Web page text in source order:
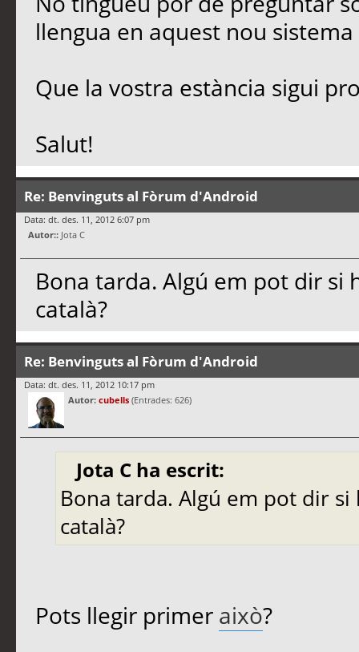
llengua en aquest nou
Que la vostra estància sigui
Salut!
Re: Benvinguts al Fòrum d'Android
Data: dt. des. 11, 2012 6:07 pm
Autor:: Jota C
Bona tarda. Algú em pot dir
català?
Re: Benvinguts al Fòrum d'Android
Data: dt. des. 11, 2012 10:17 pm
Autor: cubells (Entrades: 626)
Jota C ha escrit:
Bona tarda. Algú em pot dir
català?
Pots llegir primer això?